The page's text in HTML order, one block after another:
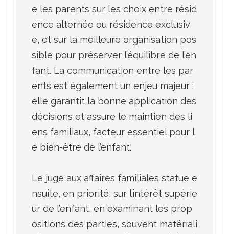
e les parents sur les choix entre résid
ence alternée ou résidence exclusiv
e, et sur la meilleure organisation pos
sible pour préserver l’équilibre de l’en
fant. La communication entre les par
ents est également un enjeu majeur :
elle garantit la bonne application des
décisions et assure le maintien des li
ens familiaux, facteur essentiel pour l
e bien-être de l’enfant.
Le juge aux affaires familiales statue e
nsuite, en priorité, sur l’intérêt supérie
ur de l’enfant, en examinant les prop
ositions des parties, souvent matériali